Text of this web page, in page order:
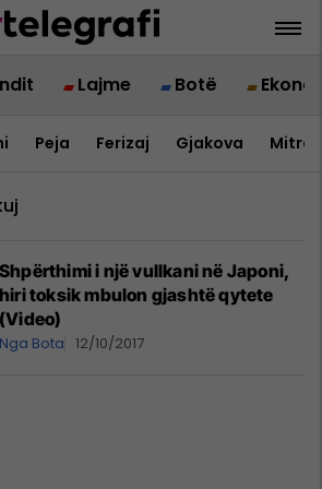
Lajme Botë
Peja Ferizaj Gjakova
Shpërthimi i një vullkani në Japoni,
hiri toksik mbulon gjashtë qytete
(Video)
Nga Bota 12/10/2017